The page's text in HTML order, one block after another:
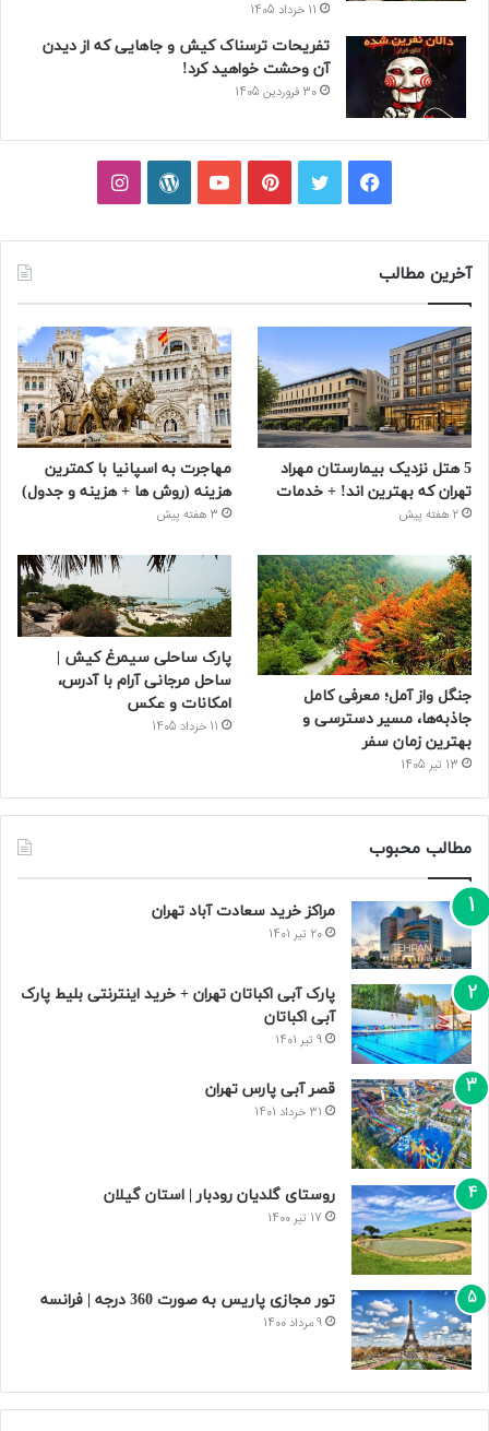
11 خرداد 1405
تفریحات ترسناک کیش و جاهایی که از دیدن
آن وحشت خواهید کرد!
30 فروردین 1405
فیسبوکتوییترپینتریستیوتیوبوردپرساینستاگرام
آخرین مطالب
5 هتل نزدیک بیمارستان مهراد
تهران که بهترین‌ اند! + خدمات
2 هفته پیش
مهاجرت به اسپانیا با کمترین
هزینه (روش ها + هزینه و جدول)
3 هفته پیش
جنگل واز آمل؛ معرفی کامل
جاذبه‌ها، مسیر دسترسی و
بهترین زمان سفر
13 تیر 1405
پارک ساحلی سیمرغ کیش |
ساحل مرجانی آرام با آدرس،
امکانات و عکس
11 خرداد 1405
مطالب محبوب
مراکز خرید سعادت‌ آباد تهران
20 تیر 1401
پارک آبی اکباتان تهران + خرید اینترنتی بلیط پارک
آبی اکباتان
9 تیر 1401
قصر آبی پارس تهران
31 خرداد 1401
روستای گلدیان رودبار | استان گیلان
17 تیر 1400
تور مجازی پاریس به صورت 360 درجه | فرانسه
9 مرداد 1400